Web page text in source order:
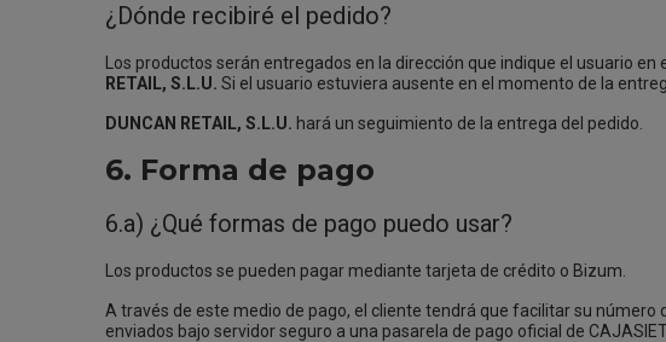
¿Dónde recibiré el pedido?
Los productos serán entregados en la dirección que indique el usuario
RETAIL, S.L.U. Si el usuario estuviera ausente en el momento de la
DUNCAN RETAIL, S.L.U. hará un seguimiento de la entrega del pedido.
6. Forma de pago
6.a) ¿Qué formas de pago puedo usar?
Los productos se pueden pagar mediante tarjeta de crédito o Bizum.
A través de este medio de pago, el cliente tendrá que facilitar su
enviados bajo servidor seguro a una pasarela de pago oficial de